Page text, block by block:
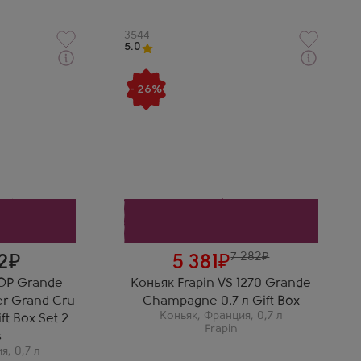
Grande
Grand Cru
Box Set 2
, 0,7 л
Артикул
3544
5.0
- 26%
5 381 7 282
Коньяк Frapin VS 1270 Grande
Champagne 0.7 л Gift Box
Коньяк, Франция, 0,7 л
Frapin
Через 1-2 дня
Коньяк
Фрапен VS 1270 Гранд Шампань в
подарочной коробке
Вкус Средиземноморья!